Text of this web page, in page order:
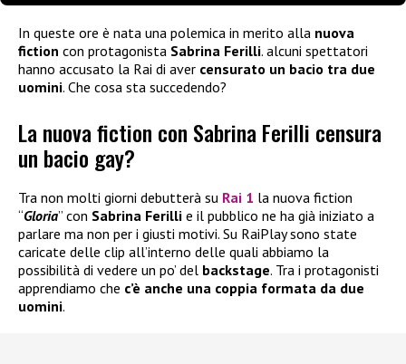
In queste ore è nata una polemica in merito alla nuova
fiction con protagonista Sabrina Ferilli. alcuni spettatori
hanno accusato la Rai di aver censurato un bacio tra due
uomini. Che cosa sta succedendo?
La nuova fiction con Sabrina Ferilli censura
un bacio gay?
Tra non molti giorni debutterà su Rai 1 la nuova fiction
“Gloria” con Sabrina Ferilli e il pubblico ne ha già iniziato a
parlare ma non per i giusti motivi. Su RaiPlay sono state
caricate delle clip all’interno delle quali abbiamo la
possibilità di vedere un po’ del backstage. Tra i protagonisti
apprendiamo che c’è anche una coppia formata da due
uomini.